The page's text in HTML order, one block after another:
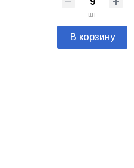
шт
В корзину